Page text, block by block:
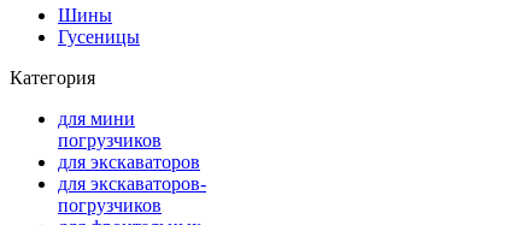
Шины
Гусеницы
Категория
для мини
погрузчиков
для экскаваторов
для экскаваторов-
погрузчиков